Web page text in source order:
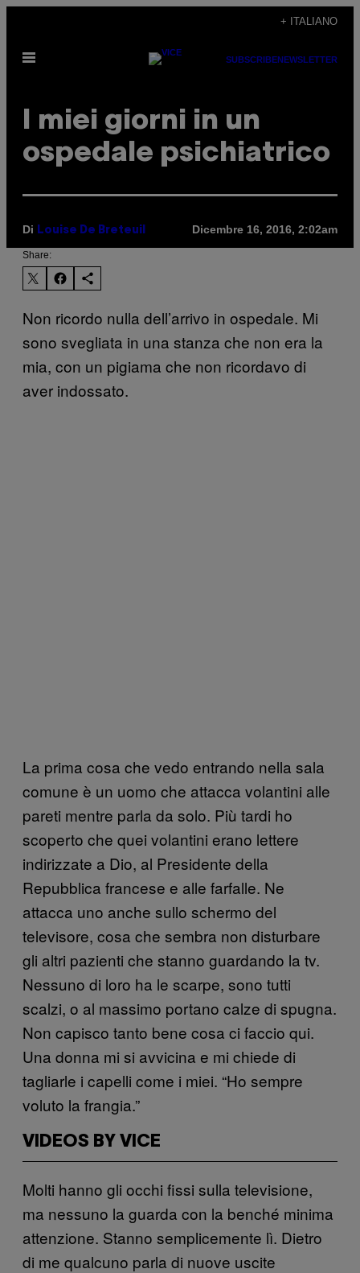
contenuto
+ ITALIANO
Apri
SUBSCRIBENEWSLETTER
I miei giorni in un
ospedale psichiatrico
Di Louise De Breteuil Dicembre 16, 2016, 2:02am
Share:
Non ricordo nulla dell’arrivo in ospedale. Mi
sono svegliata in una stanza che non era la
mia, con un pigiama che non ricordavo di
aver indossato.
La prima cosa che vedo entrando nella sala
comune è un uomo che attacca volantini alle
pareti mentre parla da solo. Più tardi ho
scoperto che quei volantini erano lettere
indirizzate a Dio, al Presidente della
Repubblica francese e alle farfalle. Ne
attacca uno anche sullo schermo del
televisore, cosa che sembra non disturbare
gli altri pazienti che stanno guardando la tv.
Nessuno di loro ha le scarpe, sono tutti
scalzi, o al massimo portano calze di spugna.
Non capisco tanto bene cosa ci faccio qui.
Una donna mi si avvicina e mi chiede di
tagliarle i capelli come i miei. “Ho sempre
voluto la frangia.”
VIDEOS BY VICE
Molti hanno gli occhi fissi sulla televisione,
ma nessuno la guarda con la benché minima
attenzione. Stanno semplicemente lì. Dietro
di me qualcuno parla di nuove uscite